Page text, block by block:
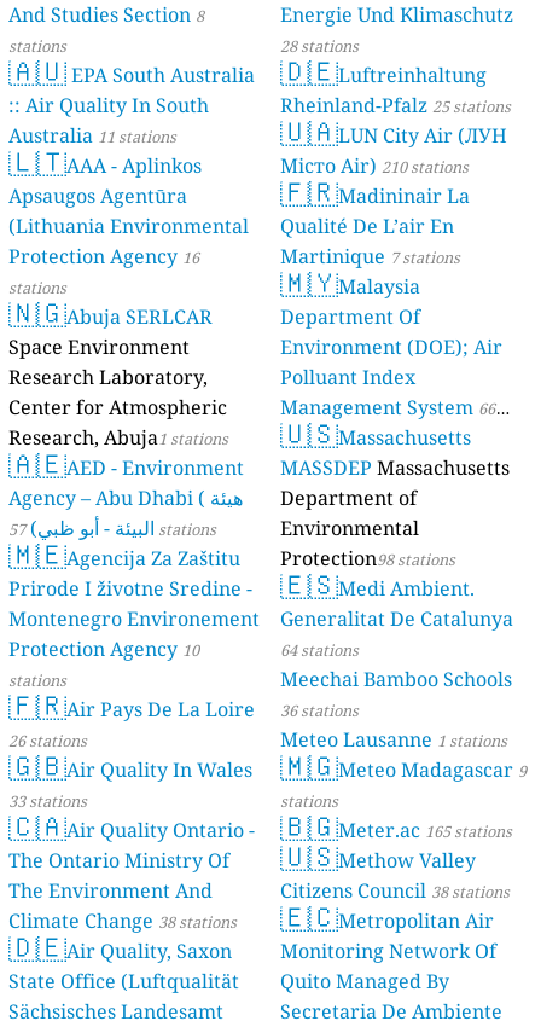
And Studies Section 8
stations
🇦🇺EPA South Australia
:: Air Quality In South
Australia 11 stations
🇱🇹AAA - Aplinkos
Apsaugos Agentūra
(Lithuania Environmental
Protection Agency 16
stations
🇳🇬Abuja SERLCAR
Space Environment
Research Laboratory,
Center for Atmospheric
Research, Abuja1 stations
🇦🇪AED - Environment
Agency – Abu Dhabi ( هيئة
البيئة - أبو ظبي) 57 stations
🇲🇪Agencija Za Zaštitu
Prirode I životne Sredine -
Montenegro Environement
Protection Agency 10
stations
🇫🇷Air Pays De La Loire
26 stations
🇬🇧Air Quality In Wales
33 stations
🇨🇦Air Quality Ontario -
The Ontario Ministry Of
The Environment And
Climate Change 38 stations
🇩🇪Air Quality, Saxon
State Office (Luftqualität
Sächsisches Landesamt
Energie Und Klimaschutz
28 stations
🇩🇪Luftreinhaltung
Rheinland-Pfalz 25 stations
🇺🇦LUN City Air (ЛУН
Місто Air) 210 stations
🇫🇷Madininair La
Qualité De L’air En
Martinique 7 stations
🇲🇾Malaysia
Department Of
Environment (DOE); Air
Polluant Index
Management System 66
stations
🇺🇸Massachusetts
MASSDEP Massachusetts
Department of
Environmental
Protection98 stations
🇪🇸Medi Ambient.
Generalitat De Catalunya
64 stations
Meechai Bamboo Schools
36 stations
Meteo Lausanne 1 stations
🇲🇬Meteo Madagascar 9
stations
🇧🇬Meter.ac 165 stations
🇺🇸Methow Valley
Citizens Council 38 stations
🇪🇨Metropolitan Air
Monitoring Network Of
Quito Managed By
Secretaria De Ambiente